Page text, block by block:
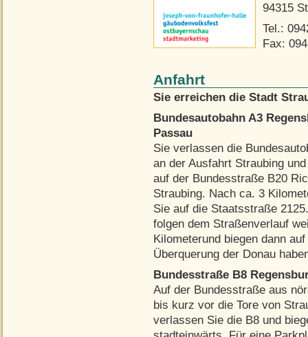
94315
Tel.:
Fax:
Anfahrt
Sie erreichen die Stadt
Bundesautobahn A3
Passau
Sie verlassen die
an der Ausfahrt Straubing
auf der Bundesstraße B20
Straubing. Nach ca. 3
Sie auf die Staatsstraße
folgen dem Straßenverlauf
Kilometerund biegen dann
Überquerung der Donau
Bundesstraße B8
Auf der Bundesstraße aus
bis kurz vor die Tore von
verlassen Sie die B8 und